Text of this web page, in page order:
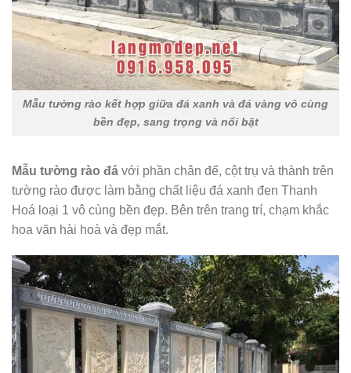
Mẫu tường rào kết hợp giữa đá xanh và đá vàng vô cùng
bền đẹp, sang trọng và nổi bật
Mẫu tường rào đá với phần chân đế, cột trụ và thành trên
tường rào được làm bằng chất liệu đá xanh đen Thanh
Hoá loại 1 vô cùng bền đẹp. Bên trên trang trí, chạm khắc
hoa văn hài hoà và đẹp mắt.